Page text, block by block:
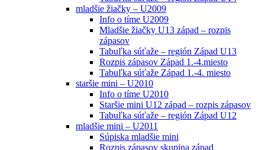
mladšie žiačky – U2009
Info o tíme U2009
Mladšie žiačky U13 západ – rozpis
zápasov
Tabuľka súťaže – región Západ U13
Rozpis zápasov Západ 1.-4.miesto
Tabuľka súťaže Západ 1.-4. miesto
staršie mini – U2010
Info o tíme U2010
Staršie mini U12 západ – rozpis zápasov
Tabuľka súťaže – región Západ U12
mladšie mini – U2011
Súpiska mladšie mini
Rozpis zápasov skupina západ